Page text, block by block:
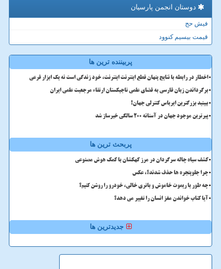
دوستان انجمن پارسیان
فیش حج
قیمت بیسیم کنوود
پربیننده ترین ها
اخطار در رابطه با نتایج پنهان قطع اینترنت اینترنت، خود زندگی است نه یک ابزار فرعی
برگرداندن زبان فارسی به فضای علمی تاجیکستان ارتقاء مرجعیت علمی ایران
ببینید بزرگترین ایرباس کنترلی جهان!
پیرترین موجود جهان در آستانه ۲۰۰ سالگی خبرساز شد
پربحث ترین ها
کشف سیاه چاله سرگردان در مرز کهکشان با کمک هوش مصنوعی
چرا جلوپنجره ها حذف شدند؟، عکس
چه طور با ریموت خاموش و باتری خالی، خودرو را روشن کنیم؟
آیا کتاب خواندن مغز انسان را تغییر می دهد؟
جدیدترین ها